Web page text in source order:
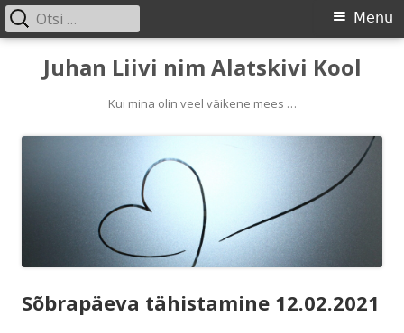
Juhan Liivi nim Alatskivi Kool
Kui mina olin veel väikene mees …
Primary
Menu
Menu
Otsi:
Sõbrapäeva tähistamine 12.02.2021